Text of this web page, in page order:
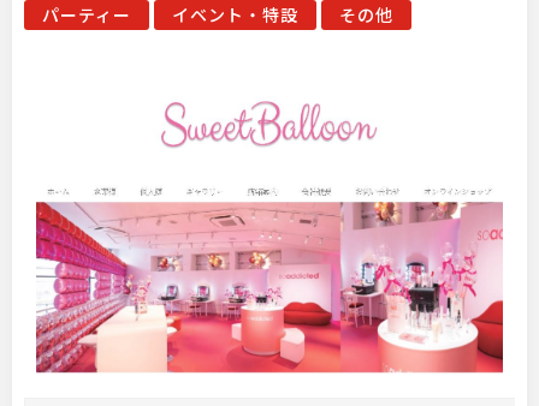
パーティー イベント・特設 その他